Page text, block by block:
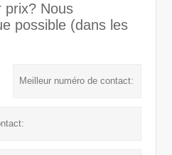
prix? Nous
possible (dans les